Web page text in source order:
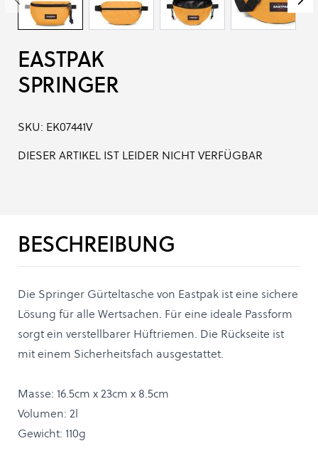
EASTPAK
SPRINGER
SKU: EK07441V
DIESER ARTIKEL IST LEIDER NICHT VERFÜGBAR
BESCHREIBUNG
Die Springer Gürteltasche von Eastpak ist eine sichere
Lösung für alle Wertsachen. Für eine ideale Passform
sorgt ein verstellbarer Hüftriemen. Die Rückseite ist
mit einem Sicherheitsfach ausgestattet.
Masse: 16.5cm x 23cm x 8.5cm
Volumen: 2l
Gewicht: 110g